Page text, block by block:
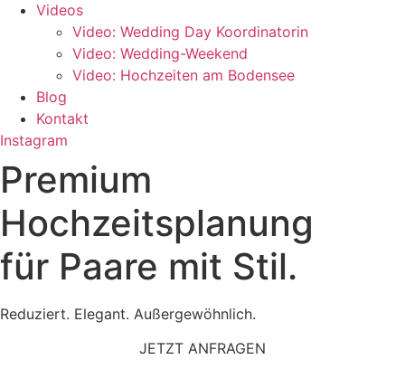
Videos
Video: Wedding Day Koordinatorin
Video: Wedding-Weekend
Video: Hochzeiten am Bodensee
Blog
Kontakt
Instagram
Premium
Hochzeitsplanung
für Paare mit Stil.
Reduziert. Elegant. Außergewöhnlich.
JETZT ANFRAGEN